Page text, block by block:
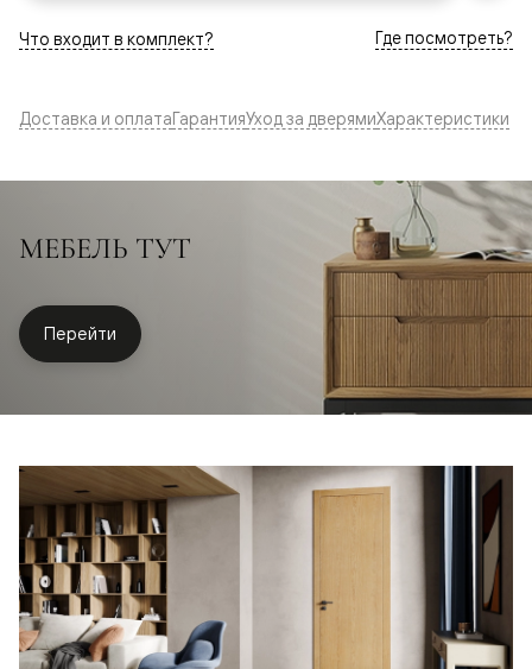
Что входит в комплект? Где посмотреть?
Доставка и оплатаГарантияУход за дверямиХарактеристики
МЕБЕЛЬ ТУТ
Перейти